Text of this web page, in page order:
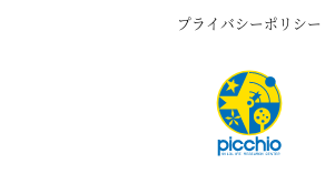
プライバシーポリシー